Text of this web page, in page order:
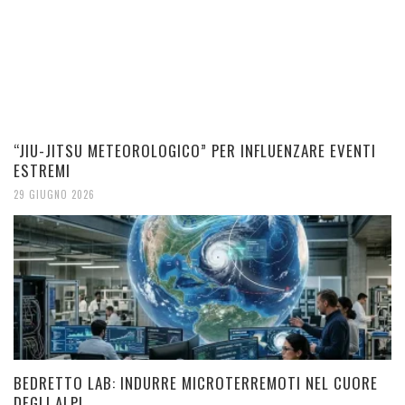
“JIU-JITSU METEOROLOGICO” PER INFLUENZARE EVENTI
ESTREMI
29 GIUGNO 2026
BEDRETTO LAB: INDURRE MICROTERREMOTI NEL CUORE